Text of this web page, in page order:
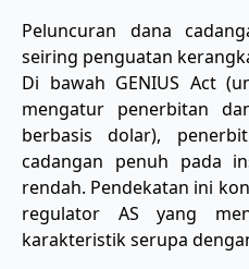
Peluncuran dana
seiring penguatan
Di bawah GENIUS Act
mengatur penerbitan
berbasis dolar),
cadangan penuh pada
rendah. Pendekatan ini
regulator AS yang
karakteristik serupa